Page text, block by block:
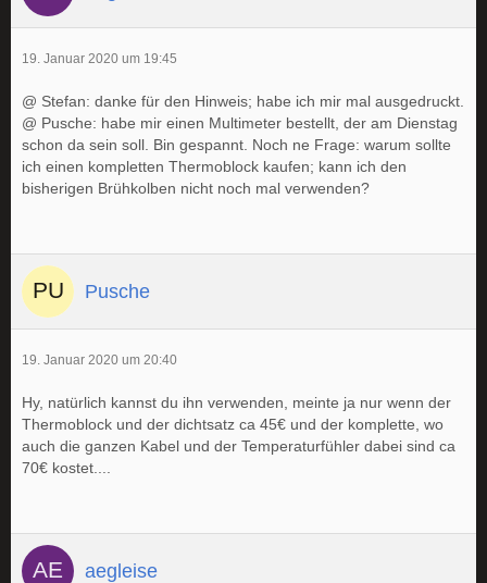
19. Januar 2020 um 19:45
@ Stefan: danke für den Hinweis; habe ich mir mal ausgedruckt.
@ Pusche: habe mir einen Multimeter bestellt, der am Dienstag
schon da sein soll. Bin gespannt. Noch ne Frage: warum sollte
ich einen kompletten Thermoblock kaufen; kann ich den
bisherigen Brühkolben nicht noch mal verwenden?
Pusche
19. Januar 2020 um 20:40
Hy, natürlich kannst du ihn verwenden, meinte ja nur wenn der
Thermoblock und der dichtsatz ca 45€ und der komplette, wo
auch die ganzen Kabel und der Temperaturfühler dabei sind ca
70€ kostet....
aegleise